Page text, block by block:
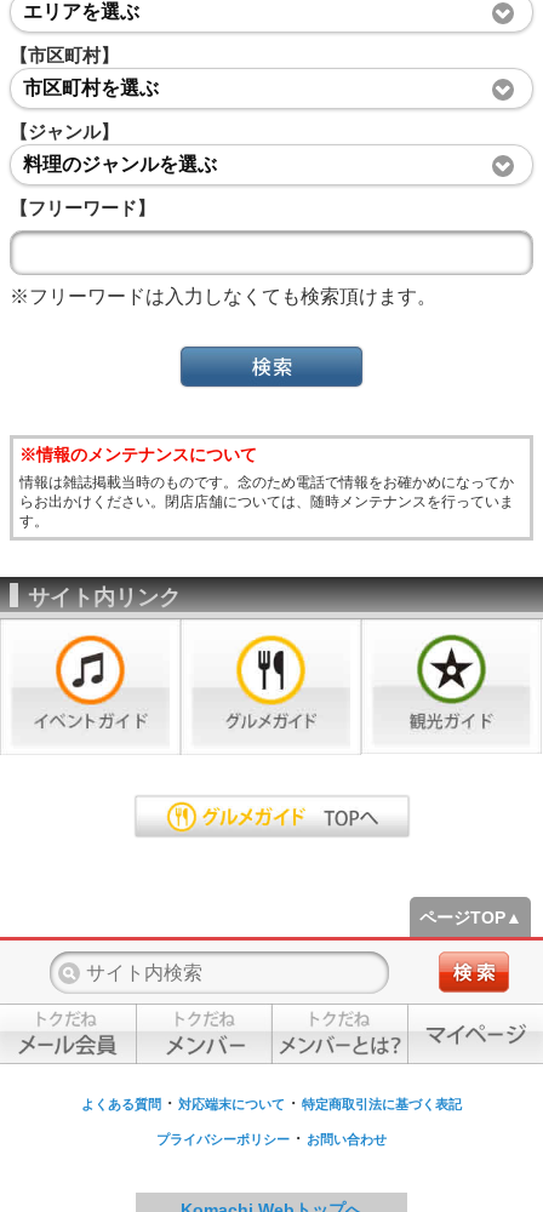
エリアを選ぶ
【市区町村】
市区町村を選ぶ
【ジャンル】
料理のジャンルを選ぶ
【フリーワード】
※フリーワードは入力しなくても検索頂けます。
※情報のメンテナンスについて
情報は雑誌掲載当時のものです。念のため電話で情報をお確かめになってか
らお出かけください。閉店店舗については、随時メンテナンスを行っていま
す。
サイト内リンク
ページTOP▲
よくある質問 ・ 対応端末について ・ 特定商取引法に基づく表記
プライバシーポリシー ・ お問い合わせ